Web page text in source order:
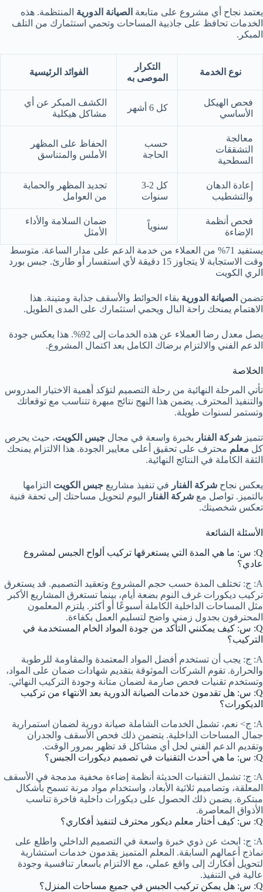
يعتمد نجاح أي مشروع على متابعة الصيانة الدورية المنتظمة. هذه
الخدمات تحافظ على جاذبية المساحات وتحمي استثمارك من التلف
المبكر.
نوع الخدمة
التكرار
الموصى به
الفوائد الرئيسية
فحص الهيكل
الأساسي
كل 6 أشهر
الكشف المبكر عن أي
مشاكل هيكلية
معالجة
التشققات
السطحية
حسب
الحاجة
الحفاظ على المظهر
الأملس والمتناسق
إعادة الدهان
والتشطيب
كل 2-3
سنوات
تجديد المظهر والحماية
من العوامل
فحص أنظمة
الإضاءة
سنوياً
ضمان السلامة والأداء
الأمثل
يستفيد 71% من العملاء من خدمة الدعم على مدار الساعة. متوسط
وقت الاستجابة لا يتجاوز 15 دقيقة لأي استفسار أو طارئ. جبس بورد
الري الكويت
تضمن الصيانة الدورية بقاء الحوائط والأسقف جذابة ومتينة. هذا
الاهتمام يمنحك راحة البال ويحمي استثمارك على المدى الطويل.
يصل معدل رضا العملاء عن هذه الخدمات إلى 92%. هذا يعكس جودة
الدعم الفني والالتزام برضاك الكامل بعد اكتمال المشروع.
الخلاصة
تأتي المرحلة النهائية من رحلة التصميم لتؤكد أهمية الاختيار المدروس
والتنفيذ المحترف. يضمن هذا النهج نتائج مبهرة تتناسب مع توقعاتك
وتستمر لسنوات طويلة.
تتميز شركة الفنار بخبرة واسعة في مجال جبس الكويت، حيث يحرص
كل معلم محترف على تحقيق أعلى معايير الجودة. هذا الالتزام يمنحك
الثقة الكاملة في النتائج النهائية.
يعكس نجاح شركة الفنار في تنفيذ مشاريع جبس الكويت التزامها
بالتميز. تواصل مع شركة الفنار
اليوم لتحويل مساحتك إلى تحفة فنية
تعكس شخصيتك.
الأسئلة الشائعة
Q: س: ما هي المدة التي يستغرقها تركيب ألواح الجبس لمشروع
عادي؟
A: ج: تختلف المدة حسب حجم المشروع وتعقيد التصميم. قد يستغرق
تركيب ديكورات غرف النوم بضعة أيام، بينما تستغرق المشاريع الأكبر
مثل المساحات الداخلية الكاملة أسبوعًا أو أكثر. يلتزم المعلمون
المحترفون بجدول زمني واضح لتسليم العمل بكفاءة.
Q: س: كيف يمكنني التأكد من جودة المواد الخام المستخدمة في
التركيب؟
A: ج: يجب أن تستخدم أفضل المواد المعتمدة والمقاومة للرطوبة
والحرارة. تقوم الشركات الموثوقة بتقديم شهادات ضمان على المواد،
وتستخدم تقنيات فحص صارمة لضمان متانة وجودة التركيب النهائي.
Q: س: هل تقدمون خدمات الصيانة الدورية بعد الانتهاء من تركيب
الديكورات؟
A: ج> نعم، تشمل الخدمات الشاملة صيانة دورية لضمان استمرارية
جمال المساحات الداخلية. يتضمن ذلك فحص الأسقف والجدران
وتقديم الدعم الفني لحل أي مشاكل قد تظهر بمرور الوقت.
Q: س: ما هي أحدث التقنيات في تصميم ديكورات الجبس؟
A: ج: تشمل التقنيات الحديثة أنظمة إضاءة مخفية مدمجة في الأسقف
المعلقة، وتصاميم ثلاثية الأبعاد، واستخدام مواد مرنة تسمح بأشكال
مبتكرة. يضمن ذلك الحصول على ديكورات داخلية فاخرة تناسب
الأذواق المعاصرة.
Q: س: كيف أختار معلم ديكور محترف لتنفيذ أفكاري؟
A: ج: ابحث عن ذوي خبرة واسعة في التصميم الداخلي واطلع على
نماذج أعمالهم السابقة. المعلم المتميز يقدمون خدمات استشارية
لتحويل أفكارك إلى واقع عملي، مع الالتزام بأسعار تنافسية وجودة
عالية في التنفيذ.
Q: س: هل يمكن تركيب الجبس في جميع مساحات المنزل؟